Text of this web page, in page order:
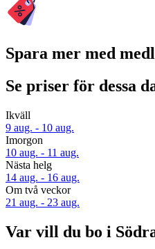
Spara mer med
Se priser för dessa
Ikväll
9 aug. - 10 aug.
Imorgon
10 aug. - 11 aug.
Nästa helg
14 aug. - 16 aug.
Om två veckor
21 aug. - 23 aug.
Var vill du bo i